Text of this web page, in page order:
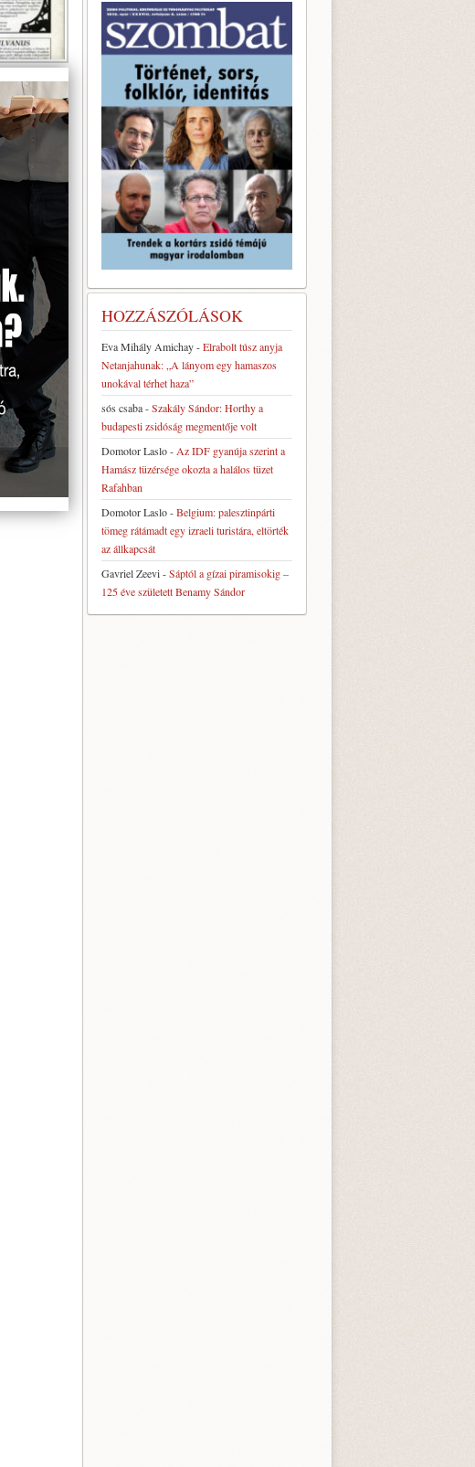
HOZZÁSZÓLÁSOK
Eva Mihály Amichay-Elrabolt túsz anyja
Netanjahunak: „A lányom egy hamaszos
unokával térhet haza”
sós csaba-Szakály Sándor: Horthy a
budapesti zsidóság megmentője volt
Domotor Laslo- Az IDF gyanúja szerint a
Hamász tüzérsége okozta a halálos tüzet
Rafahban
Domotor Laslo-Belgium: palesztinpárti
tömeg rátámadt egy izraeli turistára, eltörték
az állkapcsát
Gavriel Zeevi-Sáptól a gízai piramisokig –
125 éve született Benamy Sándor